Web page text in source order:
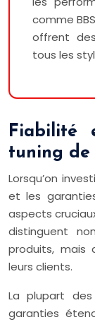
comme
offrent
tous les
Fiabilité
tuning de
Lorsqu’on
et les
aspects
distinguent
produits, mais
leurs clients.
La plupart
garanties